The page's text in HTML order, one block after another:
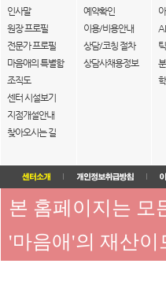
인사말
원장 프로필
전문가 프로필
마음애의 특별함
조직도
센터 시설보기
지점개설안내
찾아오시는 길
예약확인
이용/비용안내
상담/코칭 절차
상담사채용정보
본 홈페이지는 모
'마음애'의 재산이